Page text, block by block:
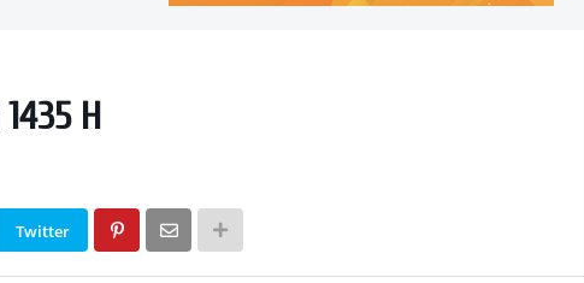
H
Twitter